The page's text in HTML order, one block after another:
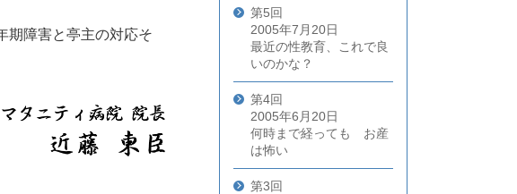
期障害と亭主の対応そ
第5回
2005年7月20日
最近の性教育、これで良
いのかな？
第4回
2005年6月20日
何時まで経っても お産
は怖い
第3回